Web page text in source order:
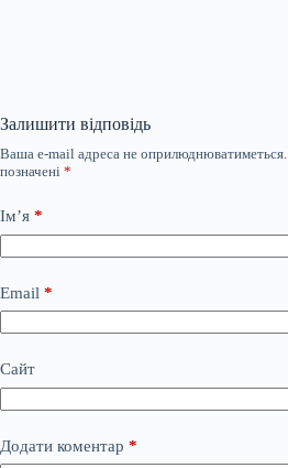
Залишити відповідь
Ваша e-mail адреса не оприлюднюватиметься.
позначені *
Ім’я *
Email *
Сайт
Додати коментар *